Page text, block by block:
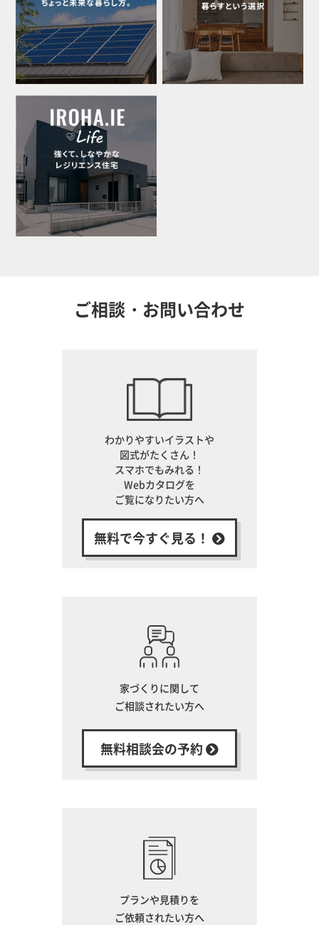
ご相談・お問い合わせ
わかりやすいイラストや
図式がたくさん！
スマホでもみれる！
Webカタログを
ご覧になりたい方へ
無料で今すぐ見る！
家づくりに関して
ご相談されたい方へ
無料相談会の予約
プランや見積りを
ご依頼されたい方へ